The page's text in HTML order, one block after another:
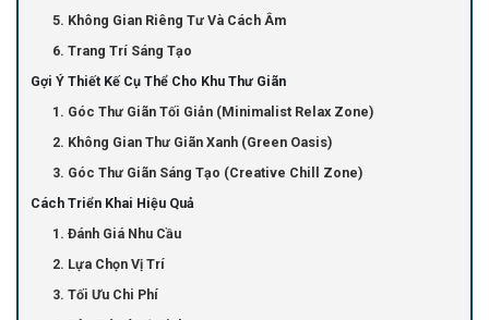
5. Không Gian Riêng Tư Và Cách Âm
6. Trang Trí Sáng Tạo
Gợi Ý Thiết Kế Cụ Thể Cho Khu Thư Giãn
1. Góc Thư Giãn Tối Giản (Minimalist Relax Zone)
2. Không Gian Thư Giãn Xanh (Green Oasis)
3. Góc Thư Giãn Sáng Tạo (Creative Chill Zone)
Cách Triển Khai Hiệu Quả
1. Đánh Giá Nhu Cầu
2. Lựa Chọn Vị Trí
3. Tối Ưu Chi Phí